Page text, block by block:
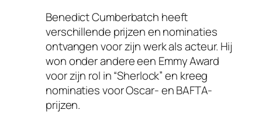
Benedict Cumberbatch heeft
verschillende prijzen en nominaties
ontvangen voor zijn werk als acteur. Hij
won onder andere een Emmy Award
voor zijn rol in “Sherlock” en kreeg
nominaties voor Oscar- en BAFTA-
prijzen.